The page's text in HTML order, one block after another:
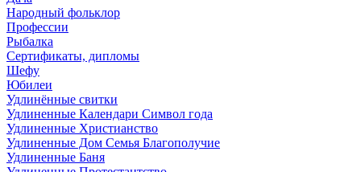
Народный фольклор
Профессии
Рыбалка
Сертификаты, дипломы
Шефу
Юбилеи
Удлинённые свитки
Удлиненные Календари Символ года
Удлиненные Христианство
Удлиненные Дом Семья Благополучие
Удлиненные Баня